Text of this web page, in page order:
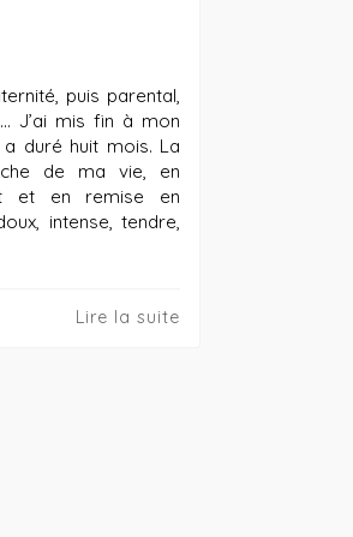
puis parental,
J’ai mis fin à mon
duré huit mois. La
de ma vie, en
et en remise en
intense, tendre,
Lire la suite